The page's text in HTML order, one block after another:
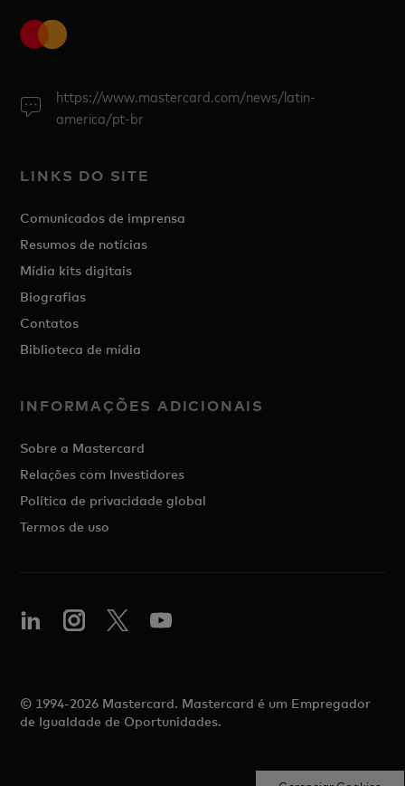
https://www.mastercard.com/news/latin-
america/pt-br
LINKS DO SITE
Comunicados de imprensa
Resumos de notícias
Mídia kits digitais
Biografias
Contatos
Biblioteca de mídia
INFORMAÇÕES ADICIONAIS
Sobre a Mastercard
Relações com Investidores
Política de privacidade global
Termos de uso
© 1994-2026 Mastercard. Mastercard é um Empregador
de Igualdade de Oportunidades.